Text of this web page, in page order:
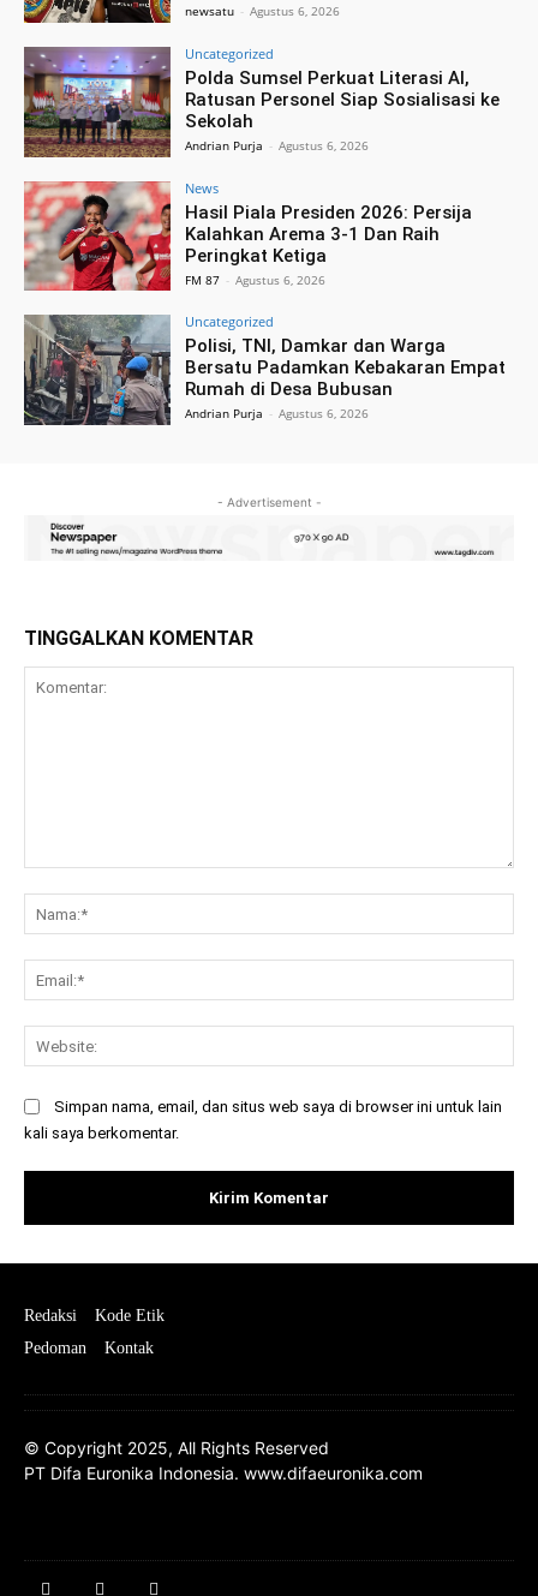
newsatu - Agustus 6, 2026
Uncategorized
Polda Sumsel Perkuat Literasi AI,
Ratusan Personel Siap Sosialisasi ke
Sekolah
Andrian Purja - Agustus 6, 2026
News
Hasil Piala Presiden 2026: Persija
Kalahkan Arema 3-1 Dan Raih
Peringkat Ketiga
FM 87 - Agustus 6, 2026
Uncategorized
Polisi, TNI, Damkar dan Warga
Bersatu Padamkan Kebakaran Empat
Rumah di Desa Bubusan
Andrian Purja - Agustus 6, 2026
- Advertisement -
TINGGALKAN KOMENTAR
Simpan nama, email, dan situs web saya di browser ini untuk lain
kali saya berkomentar.
Redaksi
Kode Etik
Pedoman
Kontak
© Copyright 2025, All Rights Reserved
PT Difa Euronika Indonesia. www.difaeuronika.com